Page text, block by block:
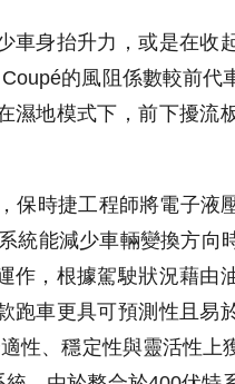
車身抬升力，或是在收
的風阻係數較前代
濕地模式下，前下擾流
保時捷工程師將電子液
統能減少車輛變換方向
作，根據駕駛狀況藉由
跑車更具可預測性且易
性、穩定性與靈活性上